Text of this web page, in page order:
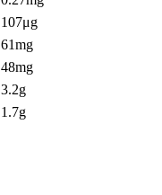
107μg
61mg
48mg
3.2g
1.7g